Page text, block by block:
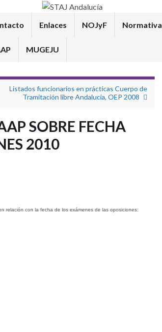
Enlaces NOJyF Normativa
MUGEJU
Listados funcionarios en prácticas Cuerpo de
Tramitación libre Andalucía, OEP 2008
SOBRE FECHA
2010
relación con la fecha de los exámenes de las oposiciones: